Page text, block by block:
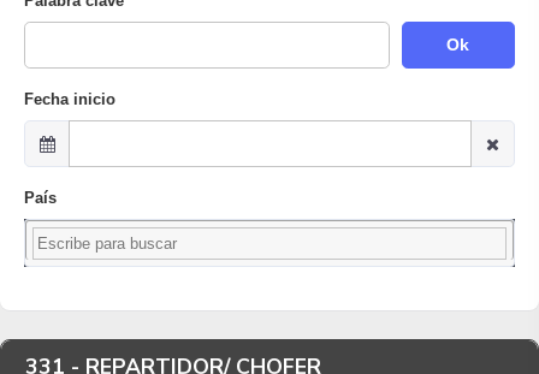
Ok
Fecha inicio
País
331 - REPARTIDOR/ CHOFER